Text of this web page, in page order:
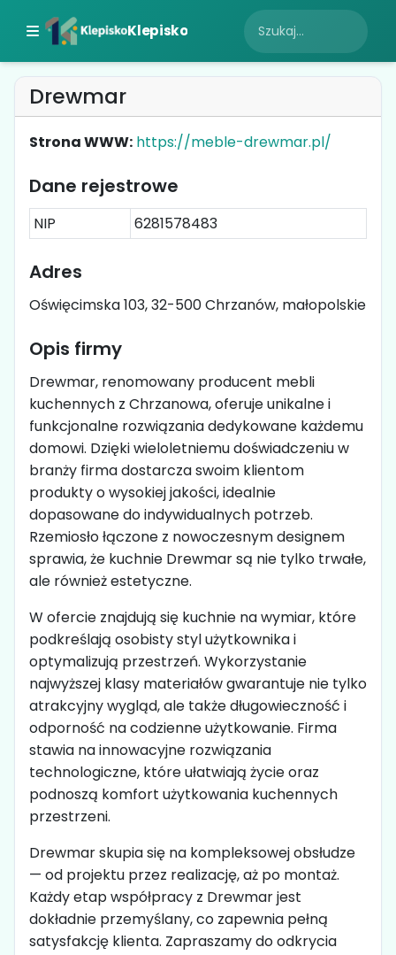
Klepisko
Drewmar
Strona WWW: https://meble-drewmar.pl/
Dane rejestrowe
NIP 6281578483
Adres
Oświęcimska 103, 32-500 Chrzanów, małopolskie
Opis firmy
Drewmar, renomowany producent mebli
kuchennych z Chrzanowa, oferuje unikalne i
funkcjonalne rozwiązania dedykowane każdemu
domowi. Dzięki wieloletniemu doświadczeniu w
branży firma dostarcza swoim klientom
produkty o wysokiej jakości, idealnie
dopasowane do indywidualnych potrzeb.
Rzemiosło łączone z nowoczesnym designem
sprawia, że kuchnie Drewmar są nie tylko trwałe,
ale również estetyczne.
W ofercie znajdują się kuchnie na wymiar, które
podkreślają osobisty styl użytkownika i
optymalizują przestrzeń. Wykorzystanie
najwyższej klasy materiałów gwarantuje nie tylko
atrakcyjny wygląd, ale także długowieczność i
odporność na codzienne użytkowanie. Firma
stawia na innowacyjne rozwiązania
technologiczne, które ułatwiają życie oraz
podnoszą komfort użytkowania kuchennych
przestrzeni.
Drewmar skupia się na kompleksowej obsłudze
— od projektu przez realizację, aż po montaż.
Każdy etap współpracy z Drewmar jest
dokładnie przemyślany, co zapewnia pełną
satysfakcję klienta. Zapraszamy do odkrycia